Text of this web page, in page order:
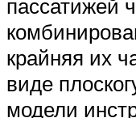
пассатижей
крайняя их
виде
модели